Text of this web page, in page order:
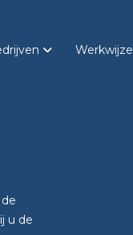
Werkwijze
u de